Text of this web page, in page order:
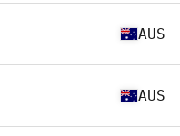
AUS
AUS